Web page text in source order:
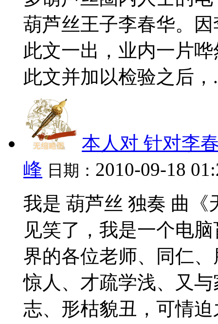
葫芦丝王子李春华。
此文一出，业内一片
此文并加以检验之后，
本人对 针对李
峰 日期： 2010-09-18
我是 葫芦丝 独奏 曲《
见笑了，我是一个电
界的各位老师、同仁
惊人、才疏学浅、又
志、形枯貌丑，可情